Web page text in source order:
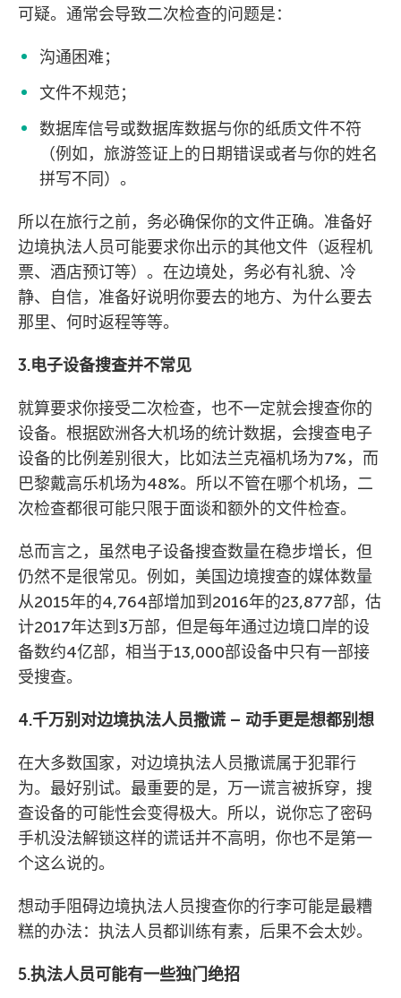
可疑。通常会导致二次检查的问题是：
沟通困难；
文件不规范；
数据库信号或数据库数据与你的纸质文件不符
（例如，旅游签证上的日期错误或者与你的姓名
拼写不同）。
所以在旅行之前，务必确保你的文件正确。准备好
边境执法人员可能要求你出示的其他文件（返程机
票、酒店预订等）。在边境处，务必有礼貌、冷
静、自信，准备好说明你要去的地方、为什么要去
那里、何时返程等等。
3.电子设备搜查并不常见
就算要求你接受二次检查，也不一定就会搜查你的
设备。根据欧洲各大机场的统计数据，会搜查电子
设备的比例差别很大，比如法兰克福机场为7%，而
巴黎戴高乐机场为48%。所以不管在哪个机场，二
次检查都很可能只限于面谈和额外的文件检查。
总而言之，虽然电子设备搜查数量在稳步增长，但
仍然不是很常见。例如，美国边境搜查的媒体数量
从2015年的4,764部增加到2016年的23,877部，估
计2017年达到3万部，但是每年通过边境口岸的设
备数约4亿部，相当于13,000部设备中只有一部接
受搜查。
4.千万别对边境执法人员撒谎 – 动手更是想都别想
在大多数国家，对边境执法人员撒谎属于犯罪行
为。最好别试。最重要的是，万一谎言被拆穿，搜
查设备的可能性会变得极大。所以，说你忘了密码
手机没法解锁这样的谎话并不高明，你也不是第一
个这么说的。
想动手阻碍边境执法人员搜查你的行李可能是最糟
糕的办法：执法人员都训练有素，后果不会太妙。
5.执法人员可能有一些独门绝招